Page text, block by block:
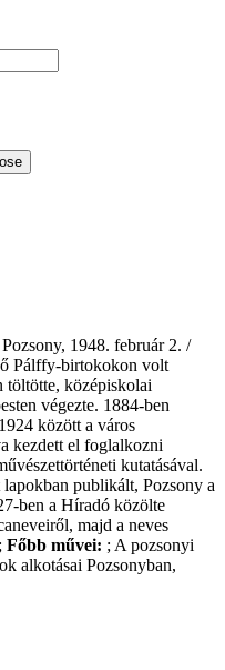
1948. február 2. /
Pálffy-birtokokon volt
töltötte, középiskolai
végezte. 1884-ben
között a város
kezdett el foglalkozni
kutatásával.
publikált, Pozsony a
ben a Híradó közölte
majd a neves
Főbb művei: ; A pozsonyi
alkotásai Pozsonyban,